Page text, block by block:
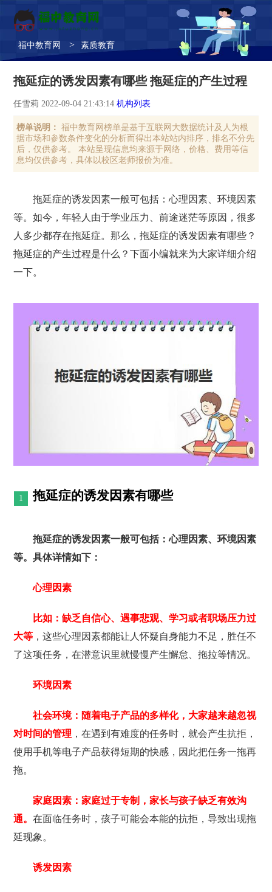
福中教育网 > 素质教育
拖延症的诱发因素有哪些 拖延症的产生过程
任雪莉 2022-09-04 21:43:14机构列表
榜单说明：
福中教育网榜单是基于互联网大数据统计及人为根
据市场和参数条件变化的分析而得出本站站内排序，排名不分先
后，仅供参考。 本站呈现信息均来源于网络，价格、费用等信
息均仅供参考，具体以校区老师报价为准。
拖延症的诱发因素一般可包括：心理因素、环境因素
等。如今，年轻人由于学业压力、前途迷茫等原因，很多
人多少都存在拖延症。那么，拖延症的诱发因素有哪些？
拖延症的产生过程是什么？下面小编就来为大家详细介绍
一下。
拖延症的诱发因素有哪些
拖延症的诱发因素一般可包括：心理因素、环境因素
等。具体详情如下：
心理因素
比如：缺乏自信心、遇事悲观、学习或者职场压力过
大等 ，这些心理因素都能让人怀疑自身能力不足，胜任不
了这项任务，在潜意识里就慢慢产生懈怠、拖拉等情况。
环境因素
社会环境：随着电子产品的多样化，大家越来越忽视
对时间的管理 ，在遇到有难度的任务时，就会产生抗拒，
使用手机等电子产品获得短期的快感，因此把任务一拖再
拖。
家庭因素：家庭过于专制，家长与孩子缺乏有效沟
通。在面临任务时，孩子可能会本能的抗拒，导致出现拖
延现象。
诱发因素